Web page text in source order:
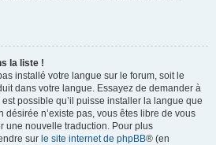
la liste !
installé votre langue sur le forum, soit le
dans votre langue. Essayez de demander à
possible qu’il puisse installer la langue que
désirée n’existe pas, vous êtes libre de vous
une nouvelle traduction. Pour plus
sur le site internet de phpBB® (en